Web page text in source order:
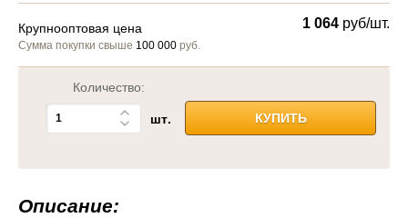
Крупнооптовая цена
Сумма покупки свыше 100 000 руб.
1 064 руб/шт.
Количество:
шт. КУПИТЬ
Описание: